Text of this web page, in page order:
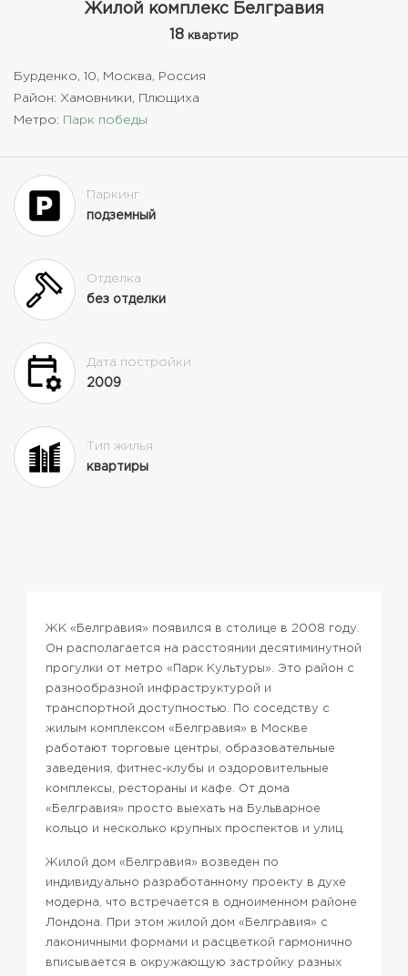
Жилой комплекс Белгравия
18 квартир
Бурденко, 10, Москва, Россия
Район: Хамовники, Плющиха
Метро: Парк победы
Паркинг
подземный
Отделка
без отделки
Дата постройки
2009
Тип жилья
квартиры
ЖК «Белгравия» появился в столице в 2008 году.
Он располагается на расстоянии десятиминутной
прогулки от метро «Парк Культуры». Это район с
разнообразной инфраструктурой и
транспортной доступностью. По соседству с
жилым комплексом «Белгравия» в Москве
работают торговые центры, образовательные
заведения, фитнес-клубы и оздоровительные
комплексы, рестораны и кафе. От дома
«Белгравия» просто выехать на Бульварное
кольцо и несколько крупных проспектов и улиц.
Жилой дом «Белгравия» возведен по
индивидуально разработанному проекту в духе
модерна, что встречается в одноименном районе
Лондона. При этом жилой дом «Белгравия» с
лаконичными формами и расцветкой гармонично
вписывается в окружающую застройку разных